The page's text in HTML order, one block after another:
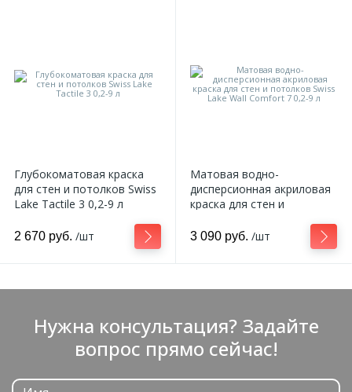
Глубокоматовая краска
для стен и потолков Swiss
Lake Tactile 3 0,2-9 л
2 670 руб. /шт
Матовая водно-
дисперсионная акриловая
краска для стен и
Comfort 7 0,2-9 л
3 090 руб. /шт
Нужна консультация? Задайте
вопрос прямо сейчас!